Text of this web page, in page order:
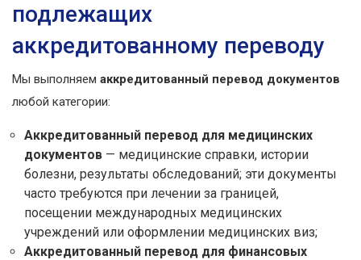
подлежащих
аккредитованному переводу
Мы выполняем аккредитованный перевод документов
любой категории:
Аккредитованный перевод для медицинских
документов — медицинские справки, истории
болезни, результаты обследований; эти документы
часто требуются при лечении за границей,
посещении международных медицинских
учреждений или оформлении медицинских виз;
Аккредитованный перевод для финансовых